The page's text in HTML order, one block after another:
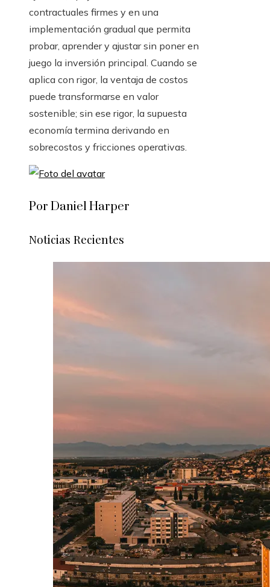
contractuales firmes y en una
implementación gradual que permita
probar, aprender y ajustar sin poner en
juego la inversión principal. Cuando se
aplica con rigor, la ventaja de costos
puede transformarse en valor
sostenible; sin ese rigor, la supuesta
economía termina derivando en
sobrecostos y fricciones operativas.
Por Daniel Harper
Noticias Recientes